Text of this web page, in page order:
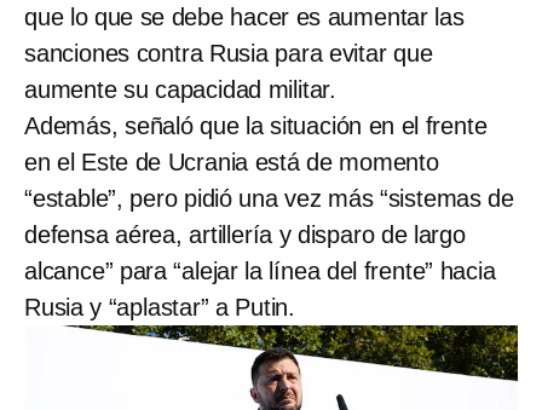
que lo que se debe hacer es aumentar las
sanciones contra Rusia para evitar que
aumente su capacidad militar.
Además, señaló que la situación en el frente
en el Este de Ucrania está de momento
“estable”, pero pidió una vez más “sistemas de
defensa aérea, artillería y disparo de largo
alcance” para “alejar la línea del frente” hacia
Rusia y “aplastar” a Putin.